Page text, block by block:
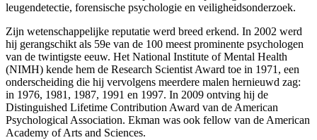
leugendetectie, forensische psychologie en veiligheidsonderzoek.
Zijn wetenschappelijke reputatie werd breed erkend. In 2002 werd
hij gerangschikt als 59e van de 100 meest prominente psychologen
van de twintigste eeuw. Het National Institute of Mental Health
(NIMH) kende hem de Research Scientist Award toe in 1971, een
onderscheiding die hij vervolgens meerdere malen hernieuwd zag:
in 1976, 1981, 1987, 1991 en 1997. In 2009 ontving hij de
Distinguished Lifetime Contribution Award van de American
Psychological Association. Ekman was ook fellow van de American
Academy of Arts and Sciences.